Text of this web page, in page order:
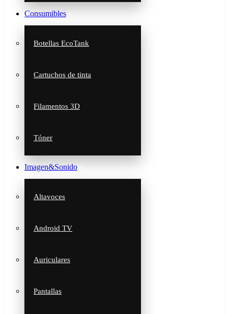
Consumibles
Botellas EcoTank
Cartuchos de tinta
Filamentos 3D
Tóner
Imagen&Sonido
Altavoces
Android TV
Auriculares
Pantallas